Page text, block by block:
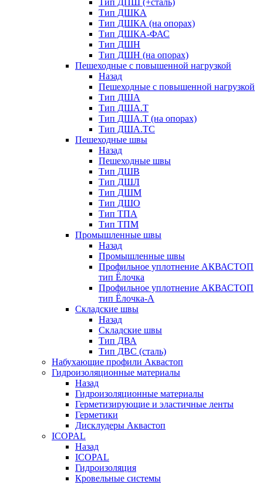
Тип ДПШ (+сталь)
Тип ДШКА
Тип ДШКА (на опорах)
Тип ДШКА-ФАС
Тип ДШН
Тип ДШН (на опорах)
Пешеходные с повышенной нагрузкой
Назад
Пешеходные с повышенной нагрузкой
Тип ДША
Тип ДША.Т
Тип ДША.Т (на опорах)
Тип ДША.ТС
Пешеходные швы
Назад
Пешеходные швы
Тип ДШВ
Тип ДШЛ
Тип ДШМ
Тип ДШО
Тип ТПА
Тип ТПМ
Промышленные швы
Назад
Промышленные швы
Профильное уплотнение АКВАСТОП
тип Ёлочка
Профильное уплотнение АКВАСТОП
тип Ёлочка-А
Складские швы
Назад
Складские швы
Тип ДВА
Тип ДВС (сталь)
Набухающие профили Аквастоп
Гидроизоляционные материалы
Назад
Гидроизоляционные материалы
Герметизирующие и эластичные ленты
Герметики
Дисклудеры Аквастоп
ICOPAL
Назад
ICOPAL
Гидроизоляция
Кровельные системы